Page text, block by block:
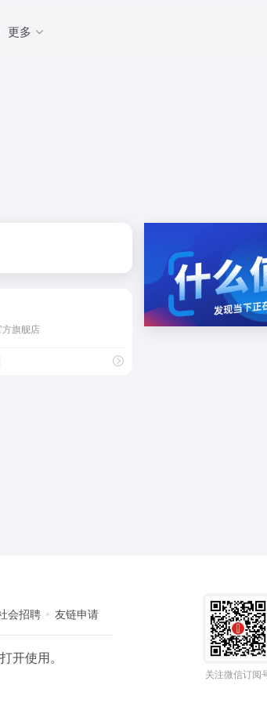
更多
旗舰店
会招聘 友链申请
开使用。
关注微信订阅